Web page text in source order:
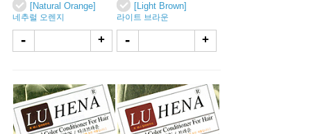
[Natural Orange]
네추럴 오렌지
- +
[Light Brown]
라이트 브라운
- +